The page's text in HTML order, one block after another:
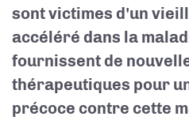
sont victimes d'un
accéléré dans la
fournissent de
thérapeutiques pour
précoce contre cette